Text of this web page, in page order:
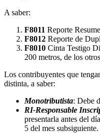
A saber:
F8011 Reporte
F8012 Reporte de
F8010 Cinta Testigo
200 metros, de los
Los contribuyentes que
distinta, a saber:
Monotributista: Debe
RI-Responsable
presentarla antes del
5 del mes subsiguiente.